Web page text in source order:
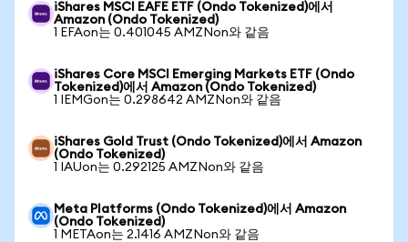
iShares MSCI EAFE ETF (Ondo Tokenized)에서
Amazon (Ondo Tokenized)
1 EFAon는 0.401045 AMZNon와 같음
iShares Core MSCI Emerging Markets ETF (Ondo
Tokenized)에서 Amazon (Ondo Tokenized)
1 IEMGon는 0.298642 AMZNon와 같음
iShares Gold Trust (Ondo Tokenized)에서 Amazon
(Ondo Tokenized)
1 IAUon는 0.292125 AMZNon와 같음
Meta Platforms (Ondo Tokenized)에서 Amazon
(Ondo Tokenized)
1 METAon는 2.1416 AMZNon와 같음